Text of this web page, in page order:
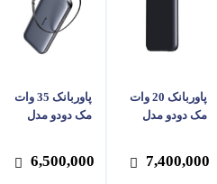
پاوربانک 20 وات
مک دودو مدل
ساعت
7,400,000
پاوربانک 35 وات
مک دودو مدل
ساعت
6,500,000